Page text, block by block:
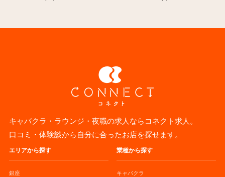
キャバクラ・ラウンジ・夜職の求人ならコネクト求人。
口コミ・体験談から自分に合ったお店を探せます。
エリアから探す
銀座
業種から探す
キャバクラ